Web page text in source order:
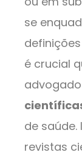
se
é crucial
de
revistas